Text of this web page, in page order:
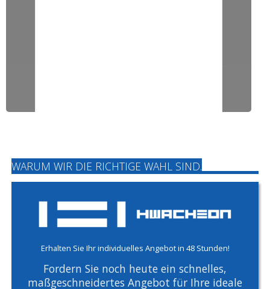
WARUM WIR DIE RICHTIGE WAHL SIND.
Erhalten Sie Ihr individuelles Angebot in 48 Stunden!
Fordern Sie noch heute ein schnelles,
maßgeschneidertes Angebot für Ihre ideale